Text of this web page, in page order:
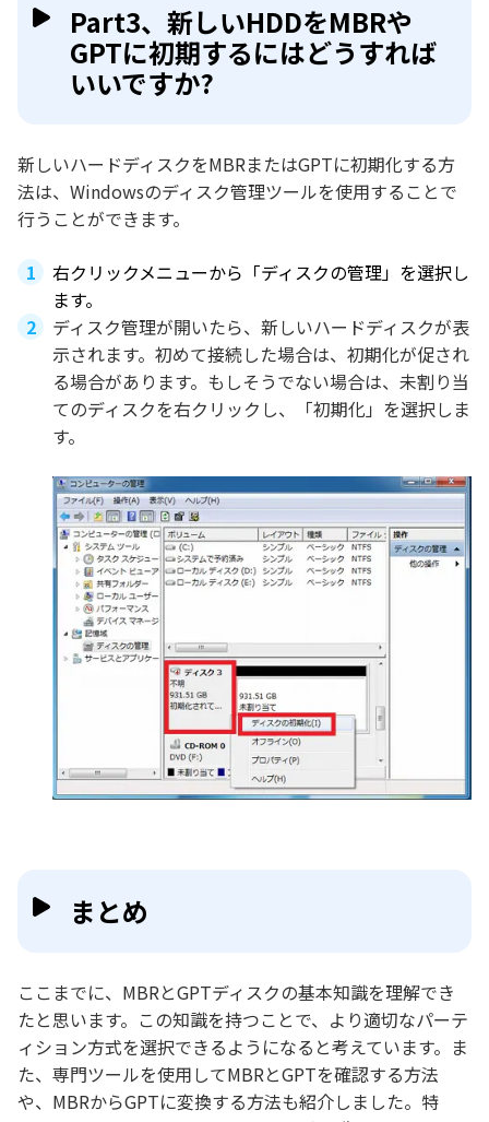
Part3、新しいHDDをMBRや
GPTに初期するにはどうすれば
いいですか?
新しいハードディスクをMBRまたはGPTに初期化する方
法は、Windowsのディスク管理ツールを使用することで
行うことができます。
右クリックメニューから「ディスクの管理」を選択し
ます。
ディスク管理が開いたら、新しいハードディスクが表
示されます。初めて接続した場合は、初期化が促され
る場合があります。もしそうでない場合は、未割り当
てのディスクを右クリックし、「初期化」を選択しま
す。
まとめ
ここまでに、MBRとGPTディスクの基本知識を理解でき
たと思います。この知識を持つことで、より適切なパーテ
ィション方式を選択できるようになると考えています。ま
た、専門ツールを使用してMBRとGPTを確認する方法
や、MBRからGPTに変換する方法も紹介しました。特